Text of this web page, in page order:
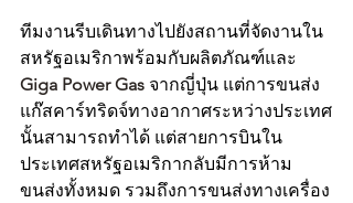
ทีมงานรีบเดินทางไปยังสถานที่จัดงานใน
สหรัฐอเมริกาพร้อมกับผลิตภัณฑ์และ
Giga Power Gas จากญี่ปุ่น แต่การขนส่ง
แก๊สคาร์ทริดจ์ทางอากาศระหว่างประเทศ
นั้นสามารถทำได้ แต่สายการบินใน
ประเทศสหรัฐอเมริกากลับมีการห้าม
ขนส่งทั้งหมด รวมถึงการขนส่งทางเครื่อง